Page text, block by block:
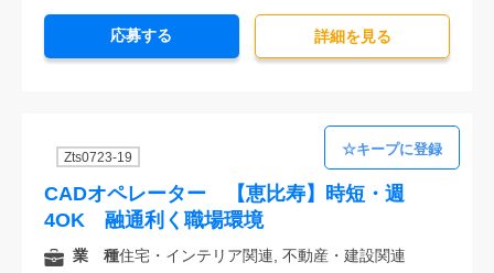
応募する 詳細を⾒る
Zts0723-19
CADオペレーター 【恵比寿】時短・週
4OK 融通利く職場環境
業 種住宅・インテリア関連, 不動産・建設関連